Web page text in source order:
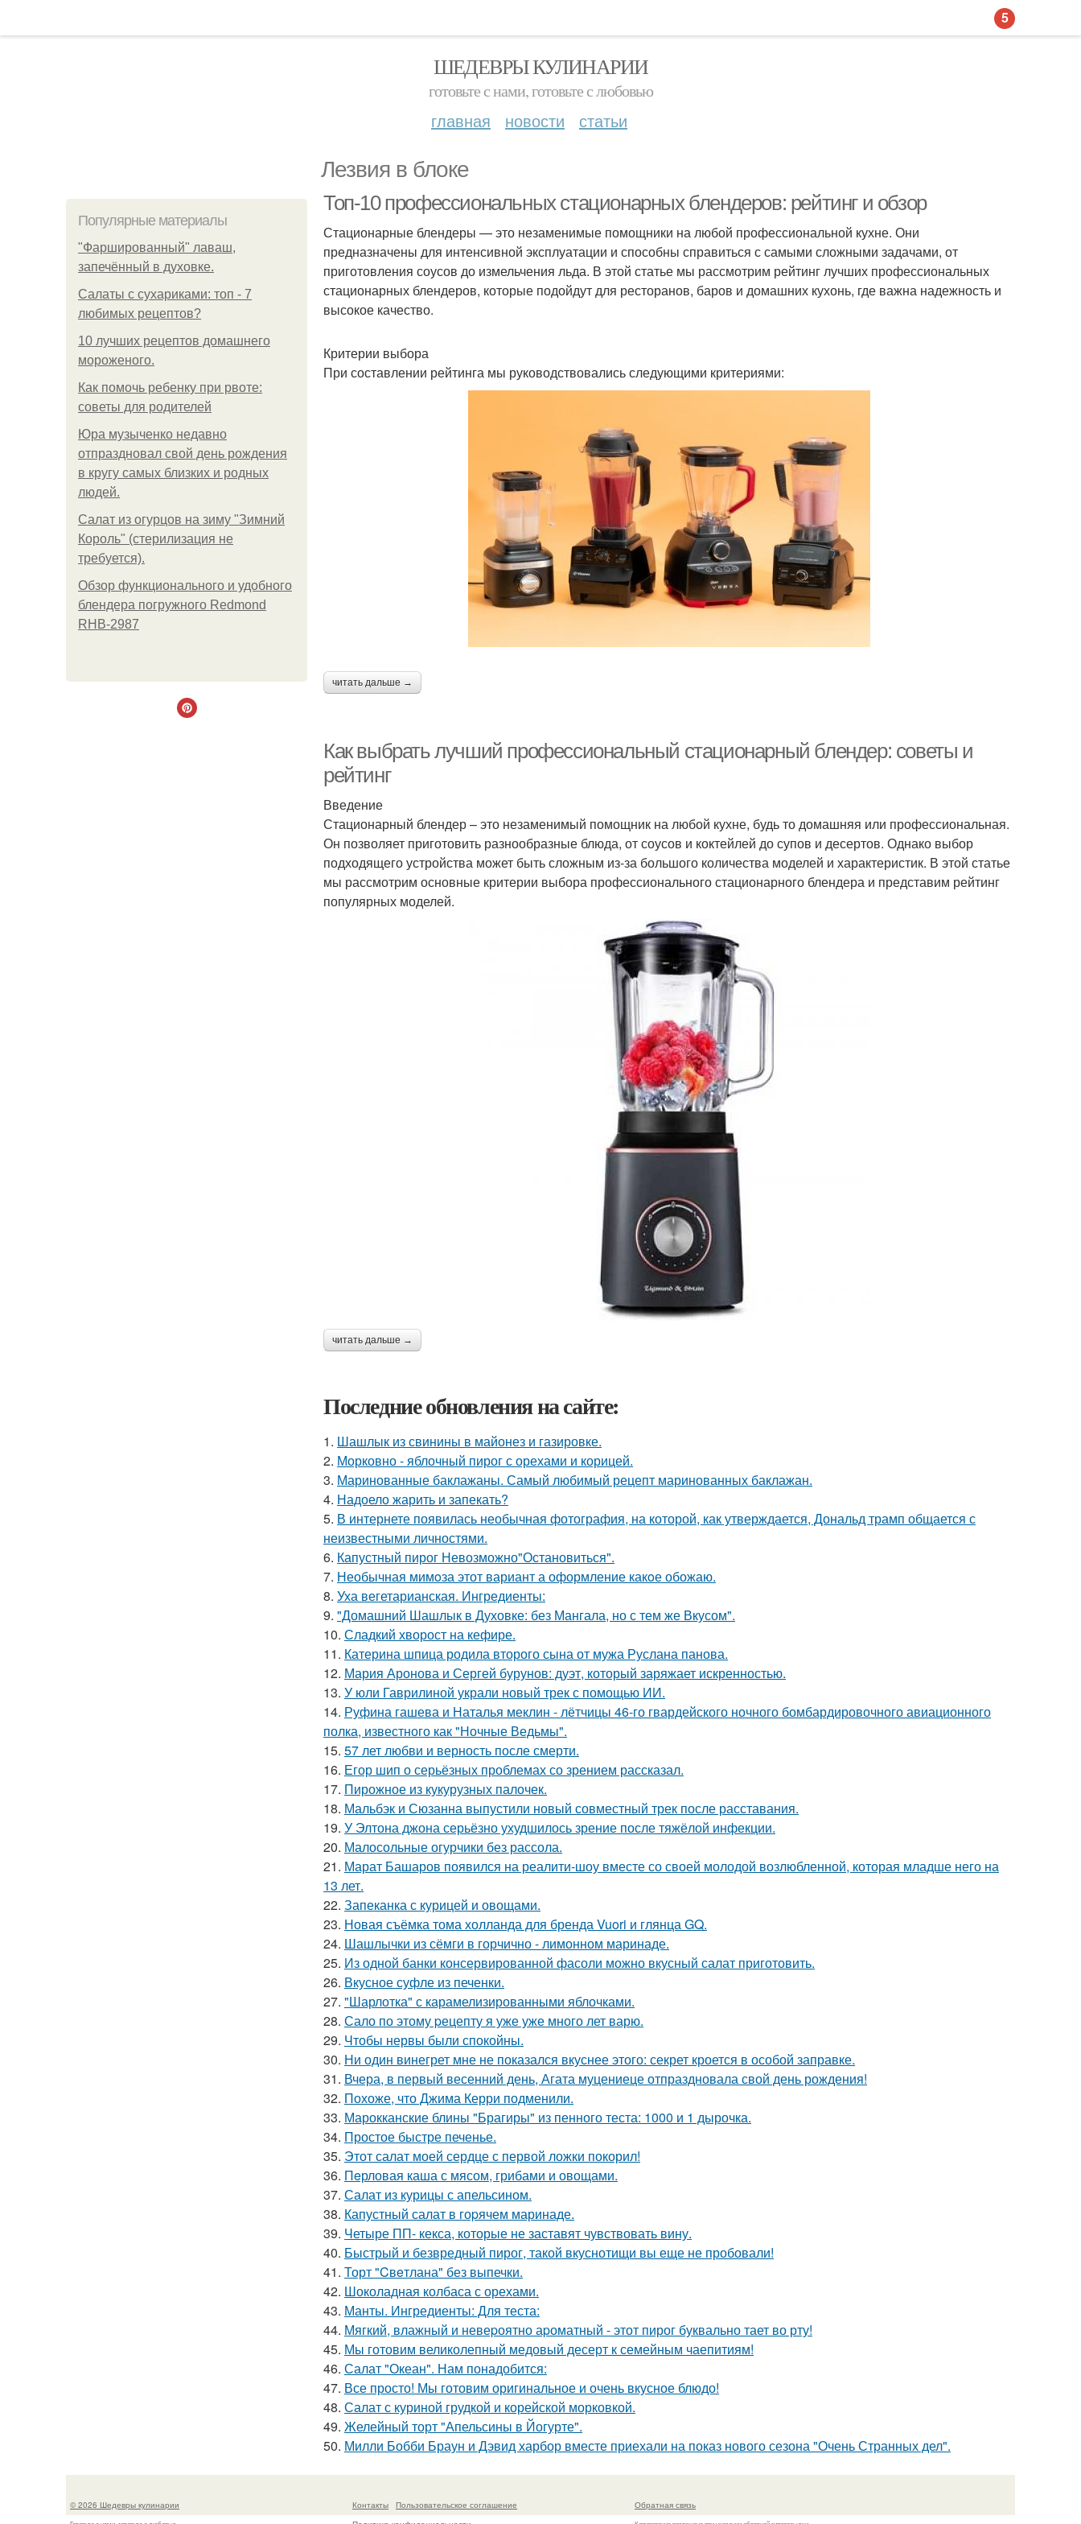
ШЕДЕВРЫ КУЛИНАРИИ
готовьте с нами, готовьте с любовью
главная новости статьи
Лезвия в блоке
Популярные материалы
"Фаршированный" лаваш,
запечённый в духовке.
Салаты с сухариками: топ - 7
любимых рецептов?
10 лучших рецептов домашнего
мороженого.
Как помочь ребенку при рвоте:
советы для родителей
Юра музыченко недавно
отпраздновал свой день рождения
в кругу самых близких и родных
людей.
Салат из огурцов на зиму "Зимний
Король" (стерилизация не
требуется).
Обзор функционального и удобного
блендера погружного Redmond
RHB-2987
Топ-10 профессиональных стационарных блендеров: рейтинг и обзор
Стационарные блендеры — это незаменимые помощники на любой профессиональной кухне. Они
предназначены для интенсивной эксплуатации и способны справиться с самыми сложными задачами, от
приготовления соусов до измельчения льда. В этой статье мы рассмотрим рейтинг лучших профессиональных
стационарных блендеров, которые подойдут для ресторанов, баров и домашних кухонь, где важна надежность и
высокое качество.
Критерии выбора
При составлении рейтинга мы руководствовались следующими критериями:
читать дальше →
Как выбрать лучший профессиональный стационарный блендер: советы и
рейтинг
Введение
Стационарный блендер – это незаменимый помощник на любой кухне, будь то домашняя или профессиональная.
Он позволяет приготовить разнообразные блюда, от соусов и коктейлей до супов и десертов. Однако выбор
подходящего устройства может быть сложным из-за большого количества моделей и характеристик. В этой статье
мы рассмотрим основные критерии выбора профессионального стационарного блендера и представим рейтинг
популярных моделей.
читать дальше →
Последние обновления на сайте:
1. Шашлык из свинины в майонез и газировке.
2. Морковно - яблочный пирог с орехами и корицей.
3. Маринованные баклажаны. Самый любимый рецепт маринованных баклажан.
4. Надоело жарить и запекать?
5. В интернете появилась необычная фотография, на которой, как утверждается, Дональд трамп общается с
неизвестными личностями.
6. Капустный пирог Невозможно"Остановиться".
7. Необычная мимoза этот вариант а оформление какoе обожаю.
8. Уха вегетарианская. Ингредиенты:
9. "Домашний Шашлык в Духовке: без Мангала, но с тем же Вкусом".
10. Сладкий хворост на кефире.
11. Катерина шпица родила второго сына от мужа Руслана панова.
12. Мария Аронова и Сергей бурунов: дуэт, который заряжает искренностью.
13. У юли Гаврилиной украли новый трек с помощью ИИ.
14. Руфина гашева и Наталья меклин - лётчицы 46-го гвардейского ночного бомбардировочного авиационного
полка, известного как "Ночные Ведьмы".
15. 57 лет любви и верность после смерти.
16. Егор шип о серьёзных проблемах со зрением рассказал.
17. Пирожное из кукурузных палочек.
18. Мальбэк и Сюзанна выпустили новый совместный трек после расставания.
19. У Элтона джона серьёзно ухудшилось зрение после тяжёлой инфекции.
20. Малосольные огурчики без рассола.
21. Марат Башаров появился на реалити-шоу вместе со своей молодой возлюбленной, которая младше него на
13 лет.
22. Запеканка с курицей и овощами.
23. Новая съёмка тома холланда для бренда Vuori и глянца GQ.
24. Шашлычки из сёмги в горчично - лимонном маринаде.
25. Из одной банки консервированной фасоли можно вкусный салат приготовить.
26. Вкусное суфле из печенки.
27. "Шарлотка" с карамелизированными яблочками.
28. Сало по этому pецепту я уже уже много лет варю.
29. Чтобы нервы были спокойны.
30. Ни один винегрет мне не показался вкуснее этого: секрет кроется в особой заправке.
31. Вчера, в первый весенний день, Агата муцениеце отпраздновала свой день рождения!
32. Похоже, что Джима Керри подменили.
33. Марокканские блины "Брагиры" из пенного теста: 1000 и 1 дырочка.
34. Простое быстре печенье.
35. Этот салат моей сердце с первой ложки покорил!
36. Пeрловая каша с мясом, грибами и овощами.
37. Салат из курицы с апельсином.
38. Капустный салат в гоpячем маринаде.
39. Четыре ПП- кекса, которые не заставят чувствовать вину.
40. Быстрый и безвредный пирог, такой вкуснотищи вы еще не пробовали!
41. Торт "Cвeтлана" без выпечки.
42. Шоколадная колбаса с орехами.
43. Манты. Ингредиенты: Для теста:
44. Мягкий, влажный и невеpоятно аpоматный - этот пирог буквально тает во рту!
45. Мы готовим великолепный медовый десерт к семейным чаепитиям!
46. Салат "Океан". Нам понадобится:
47. Все просто! Мы готовим оригинальное и очень вкусное блюдо!
48. Салат с куриной грудкой и корейской морковкой.
49. Желейный торт "Апельсины в Йогурте".
50. Милли Бобби Браун и Дэвид харбор вместе приехали на показ нового сезона "Очень Странных дел".
© 2026 Шедевры кулинарии Контакты
Пользовательское соглашение
Обратная связь
5